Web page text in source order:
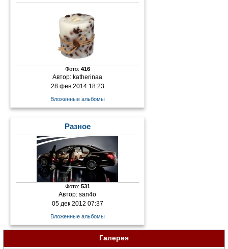
Фото: 416
Автор: katherinaa
28 фев 2014 18:23
Вложенные альбомы
Разное
Фото: 531
Автор:san4o
05 дек 2012 07:37
Вложенные альбомы
Галерея